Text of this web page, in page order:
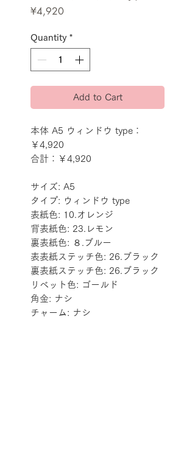
¥4,920Price
Quantity *
Add to Cart
本体 A5 ウィンドウ type：
￥4,920
合計：￥4,920
サイズ: A5
タイプ: ウィンドウ type
表紙色: 10.オレンジ
背表紙色: 23.レモン
裏表紙色: ８.ブルー
表表紙ステッチ色: 26.ブラック
裏表紙ステッチ色: 26.ブラック
リベット色: ゴールド
角金: ナシ
チャーム: ナシ